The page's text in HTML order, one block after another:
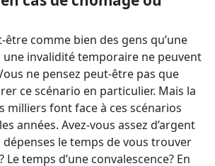
être comme bien des gens qu’une
une invalidité temporaire ne peuvent
ne pensez peut-être pas que
ce scénario en particulier. Mais la
milliers font face à ces scénarios
années. Avez-vous assez d’argent
le temps de vous trouver
temps d’une convalescence? En